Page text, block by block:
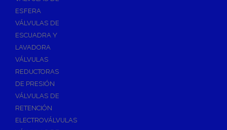
ESFERA
VÁLVULAS DE
ESCUADRA Y
LAVADORA
VÁLVULAS
REDUCTORAS
DE PRESIÓN
VÁLVULAS DE
RETENCIÓN
ELECTROVÁLVULAS